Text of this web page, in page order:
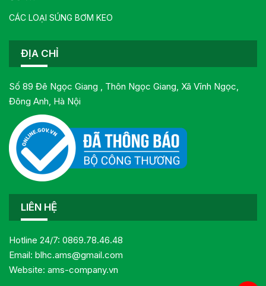
CÁC LOẠI SÚNG BƠM KEO
ĐỊA CHỈ
Số 89 Đê Ngọc Giang , Thôn Ngọc Giang, Xã Vĩnh Ngọc,
Đông Anh, Hà Nội
LIÊN HỆ
Hotline 24/7: 0869.78.46.48
Email: blhc.ams@gmail.com
Website: ams-company.vn